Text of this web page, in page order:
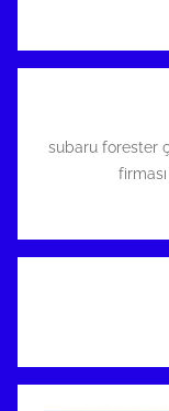
subaru forester